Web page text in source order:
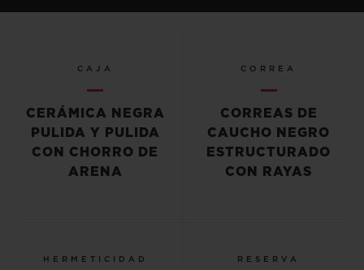
CAJA
CERÁMICA NEGRA
PULIDA Y PULIDA
CON CHORRO DE
ARENA
CORREA
CORREAS DE
CAUCHO NEGRO
ESTRUCTURADO
CON RAYAS
HERMETICIDAD
RESERVA